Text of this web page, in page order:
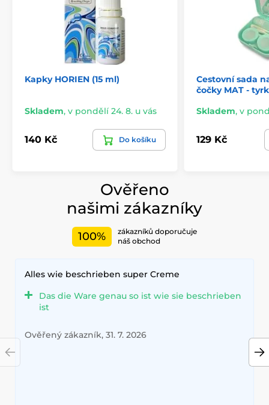
Kapky HORIEN (15 ml)
Skladem, v pondělí 24. 8. u vás
140 Kč Do košíku
Cestovní sada
čočky MAT -
Skladem, v
129 Kč
Ověřeno
našimi zákazníky
100%
zákazníků doporučuje
náš obchod
Alles wie beschrieben super Creme
Das die Ware genau so ist wie sie beschrieben
ist
Ověřený zákazník, 31. 7. 2026